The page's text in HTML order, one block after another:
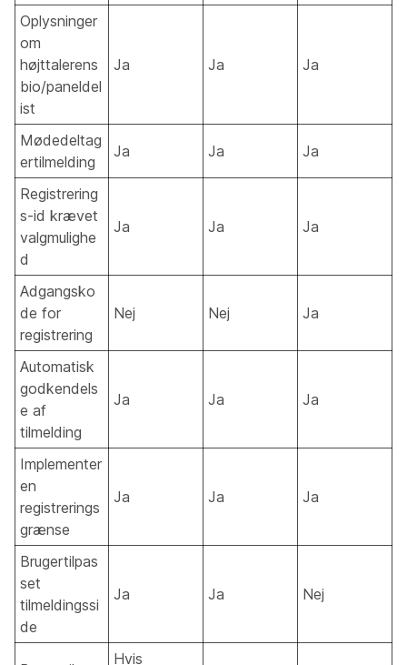
Oplysninger
om
højttalerens
bio/paneldel
ist
Ja Ja Ja
Mødedeltag
ertilmelding
Ja Ja Ja
Registrering
s-id krævet
valgmulighe
d
Ja Ja Ja
Adgangsko
de for
registrering
Nej Nej Ja
Automatisk
godkendels
e af
tilmelding
Ja Ja Ja
Implementer
en
registrerings
grænse
Ja Ja Ja
Brugertilpas
set
tilmeldingssi
de
Ja Ja Nej
Hvis